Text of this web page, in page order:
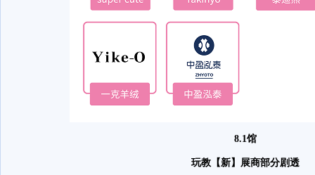
8.1馆
玩教【新】展商部分剧透